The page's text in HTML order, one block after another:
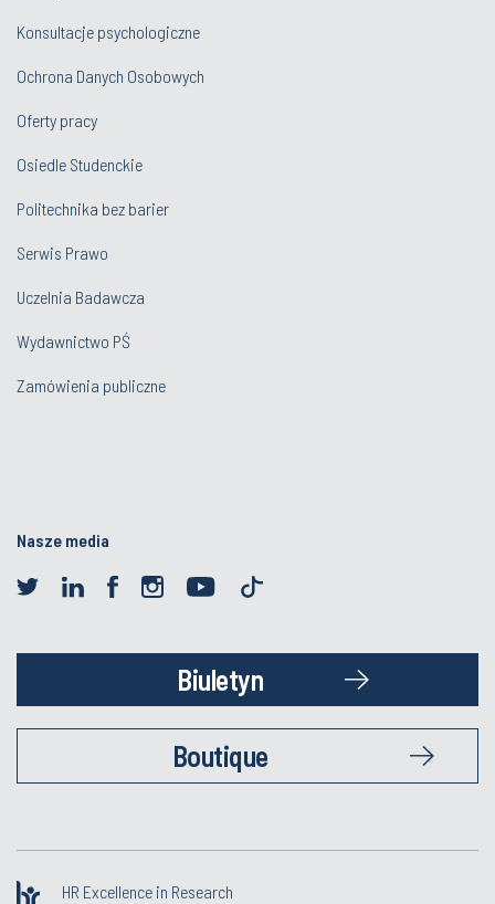
Konsultacje psychologiczne
Ochrona Danych Osobowych
Oferty pracy
Osiedle Studenckie
Politechnika bez barier
Serwis Prawo
Uczelnia Badawcza
Wydawnictwo PŚ
Zamówienia publiczne
Nasze media
Biuletyn
Boutique
HR Excellence in Research